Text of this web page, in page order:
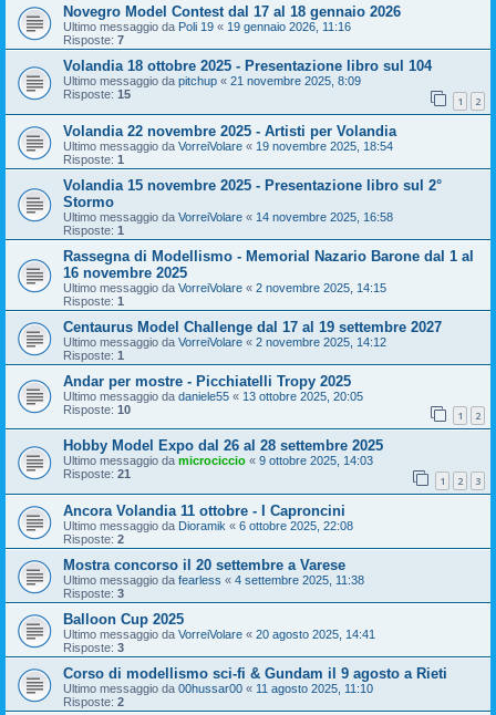
Novegro Model Contest dal 17 al 18 gennaio 2026
Ultimo messaggio da Poli 19 « 19 gennaio 2026, 11:16
Risposte: 7
Volandia 18 ottobre 2025 - Presentazione libro sul 104
Ultimo messaggio da pitchup « 21 novembre 2025, 8:09
Risposte: 15 1 2
Volandia 22 novembre 2025 - Artisti per Volandia
Ultimo messaggio da VorreiVolare « 19 novembre 2025, 18:54
Risposte: 1
Volandia 15 novembre 2025 - Presentazione libro sul 2°
Stormo
Ultimo messaggio da VorreiVolare « 14 novembre 2025, 16:58
Risposte: 1
Rassegna di Modellismo - Memorial Nazario Barone dal 1 al
16 novembre 2025
Ultimo messaggio da VorreiVolare « 2 novembre 2025, 14:15
Risposte: 1
Centaurus Model Challenge dal 17 al 19 settembre 2027
Ultimo messaggio da VorreiVolare « 2 novembre 2025, 14:12
Risposte: 1
Andar per mostre - Picchiatelli Tropy 2025
Ultimo messaggio da daniele55 « 13 ottobre 2025, 20:05
Risposte: 10 1 2
Hobby Model Expo dal 26 al 28 settembre 2025
Ultimo messaggio da microciccio « 9 ottobre 2025, 14:03
Risposte: 21 1 2 3
Ancora Volandia 11 ottobre - I Caproncini
Ultimo messaggio da Dioramik « 6 ottobre 2025, 22:08
Risposte: 2
Mostra concorso il 20 settembre a Varese
Ultimo messaggio da fearless « 4 settembre 2025, 11:38
Risposte: 3
Balloon Cup 2025
Ultimo messaggio da VorreiVolare « 20 agosto 2025, 14:41
Risposte: 3
Corso di modellismo sci-fi & Gundam il 9 agosto a Rieti
Ultimo messaggio da 00hussar00 « 11 agosto 2025, 11:10
Risposte: 2